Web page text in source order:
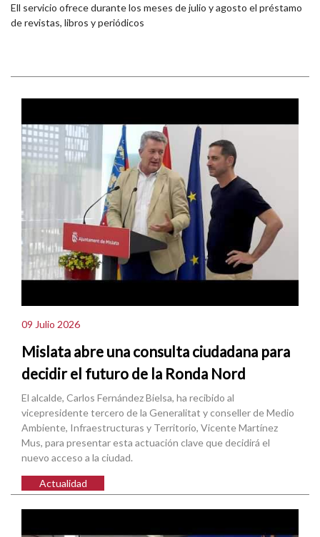
Ell servicio ofrece durante los meses de julio y agosto el préstamo
de revistas, libros y periódicos
09 Julio 2026
Mislata abre una consulta ciudadana para
decidir el futuro de la Ronda Nord
El alcalde, Carlos Fernández Bielsa, ha recibido al
vicepresidente tercero de la Generalitat y conseller de Medio
Ambiente, Infraestructuras y Territorio, Vicente Martínez
Mus, para presentar esta actuación clave que decidirá el
nuevo acceso a la ciudad.
Actualidad